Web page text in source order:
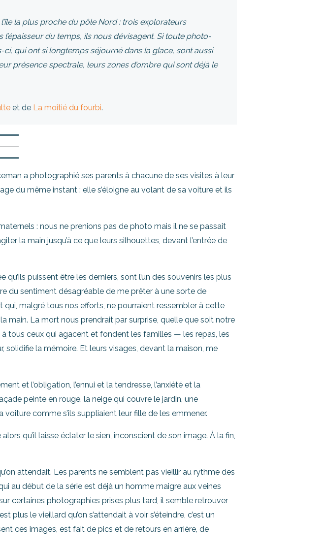
la plus proche du pôle Nord : trois explorateurs
du temps, ils nous dévisagent. Si toute photo­
ci, qui ont si longtemps séjourné dans la glace, sont aussi
présence spectrale, leurs zones d’ombre qui sont déjà le
et de La moitié du fourbi.
a photographié ses parents à chacune de ses visites à leur
du même instant : elle s’éloigne au volant de sa voiture et ils
: nous ne prenions pas de photo mais il ne se passait
la main jusqu’à ce que leurs silhouettes, devant l’entrée de
puissent être les derniers, sont l’un des souvenirs les plus
du sentiment désagréable de me prêter à une sorte de
malgré tous nos efforts, ne pourraient ressembler à cette
main. La mort nous prendrait par surprise, quelle que soit notre
tous ceux qui agacent et fondent les familles — les repas, les
solidifie la mémoire. Et leurs visages, devant la maison, me
et l’obligation, l’ennui et la tendresse, l’anxiété et la
peinte en rouge, la neige qui couvre le jardin, une
comme s’ils suppliaient leur fille de les emmener.
qu’il laisse éclater le sien, inconscient de son image. À la fin,
attendait. Les parents ne semblent pas vieillir au rythme des
au début de la série est déjà un homme maigre aux veines
certaines photographies prises plus tard, il semble retrouver
plus le vieillard qu’on s’attendait à voir s’éteindre, c’est un
ces images, est fait de pics et de retours en arrière, de